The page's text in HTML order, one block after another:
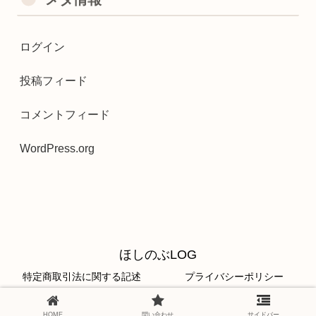
ログイン
投稿フィード
コメントフィード
WordPress.org
ほしのぶLOG
特定商取引法に関する記述 プライバシーポリシー
© 2020 ほしのぶLOG.
HOME 問い合わせ サイドバー